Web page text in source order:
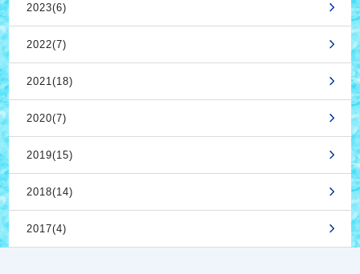
2023(6)
2022(7)
2021(18)
2020(7)
2019(15)
2018(14)
2017(4)